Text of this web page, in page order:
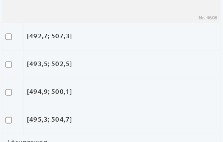
Nr. 4608
[492,7; 507,3]
[493,5; 502,5]
[494,9; 500,1]
[495,3; 504,7]